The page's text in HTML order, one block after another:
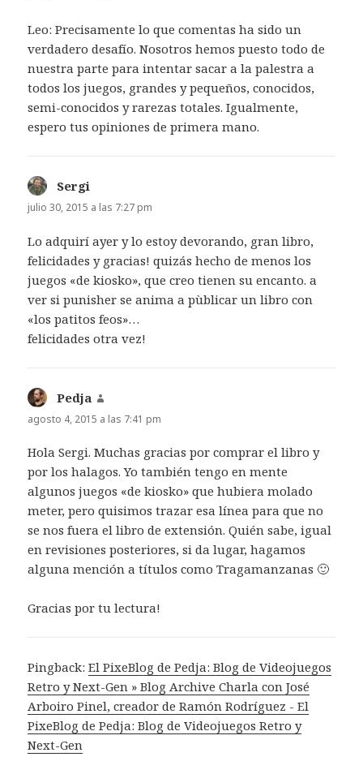
Leo: Precisamente lo que comentas ha sido un
verdadero desafío. Nosotros hemos puesto todo de
nuestra parte para intentar sacar a la palestra a
todos los juegos, grandes y pequeños, conocidos,
semi-conocidos y rarezas totales. Igualmente,
espero tus opiniones de primera mano.
Sergi
julio 30, 2015 a las 7:27 pm
Lo adquirí ayer y lo estoy devorando, gran libro,
felicidades y gracias! quizás hecho de menos los
juegos «de kiosko», que creo tienen su encanto. a
ver si punisher se anima a pùblicar un libro con
«los patitos feos»…
felicidades otra vez!
Pedja
agosto 4, 2015 a las 7:41 pm
Hola Sergi. Muchas gracias por comprar el libro y
por los halagos. Yo también tengo en mente
algunos juegos «de kiosko» que hubiera molado
meter, pero quisimos trazar esa línea para que no
se nos fuera el libro de extensión. Quién sabe, igual
en revisiones posteriores, si da lugar, hagamos
alguna mención a títulos como Tragamanzanas 🙂
Gracias por tu lectura!
Pingback:El PixeBlog de Pedja: Blog de Videojuegos
Retro y Next-Gen » Blog Archive Charla con José
Arboiro Pinel, creador de Ramón Rodríguez - El
PixeBlog de Pedja: Blog de Videojuegos Retro y
Next-Gen